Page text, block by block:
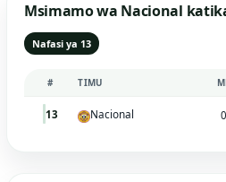
Msimamo wa Nacional
Nafasi ya 13
# TIMU
13 Nacional 0